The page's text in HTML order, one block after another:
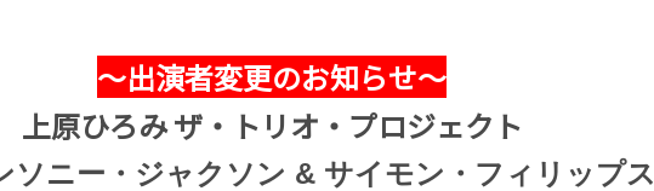
～出演者変更のお知らせ～
上原ひろみ ザ・トリオ・プロジェクト
ソニー・ジャクソン & サイモン・フィリップス